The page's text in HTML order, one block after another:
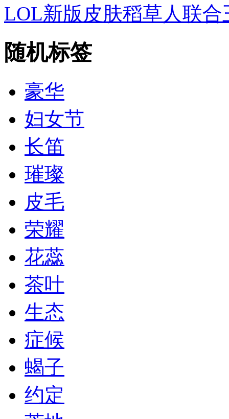
LOL新版皮肤稻草人联合
随机标签
豪华
妇女节
长笛
璀璨
皮毛
荣耀
花蕊
茶叶
生态
症候
蝎子
约定